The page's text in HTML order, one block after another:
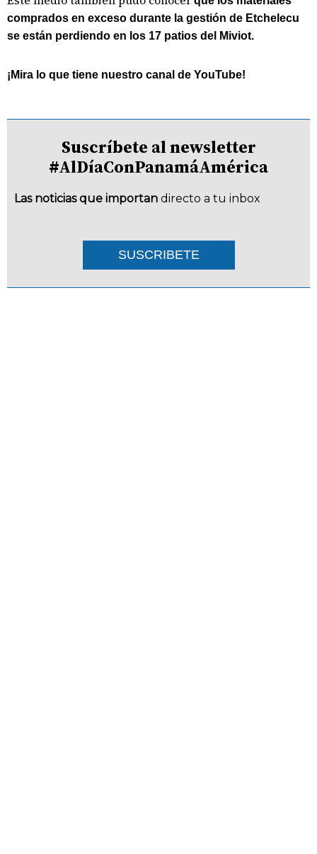
comprados en exceso durante la gestión de Etchelecu
se están perdiendo en los 17 patios del Miviot.
¡Mira lo que tiene nuestro canal de YouTube!
Suscríbete al newsletter
#AlDíaConPanamáAmérica
Las noticias que importan directo a tu inbox
SUSCRIBETE